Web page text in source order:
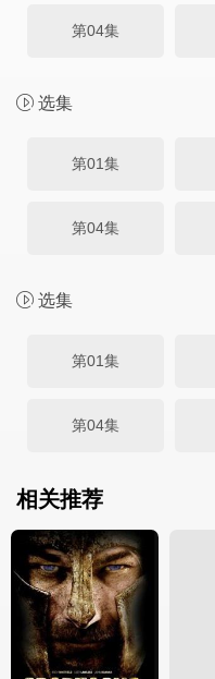
第04集
选集
第01集
第04集
选集
第01集
第04集
相关推荐